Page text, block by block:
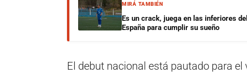
MIRÁ TAMBIÉN
Es un crack, juega en las inferiores
España para cumplir su sueño
El debut nacional está pautado para